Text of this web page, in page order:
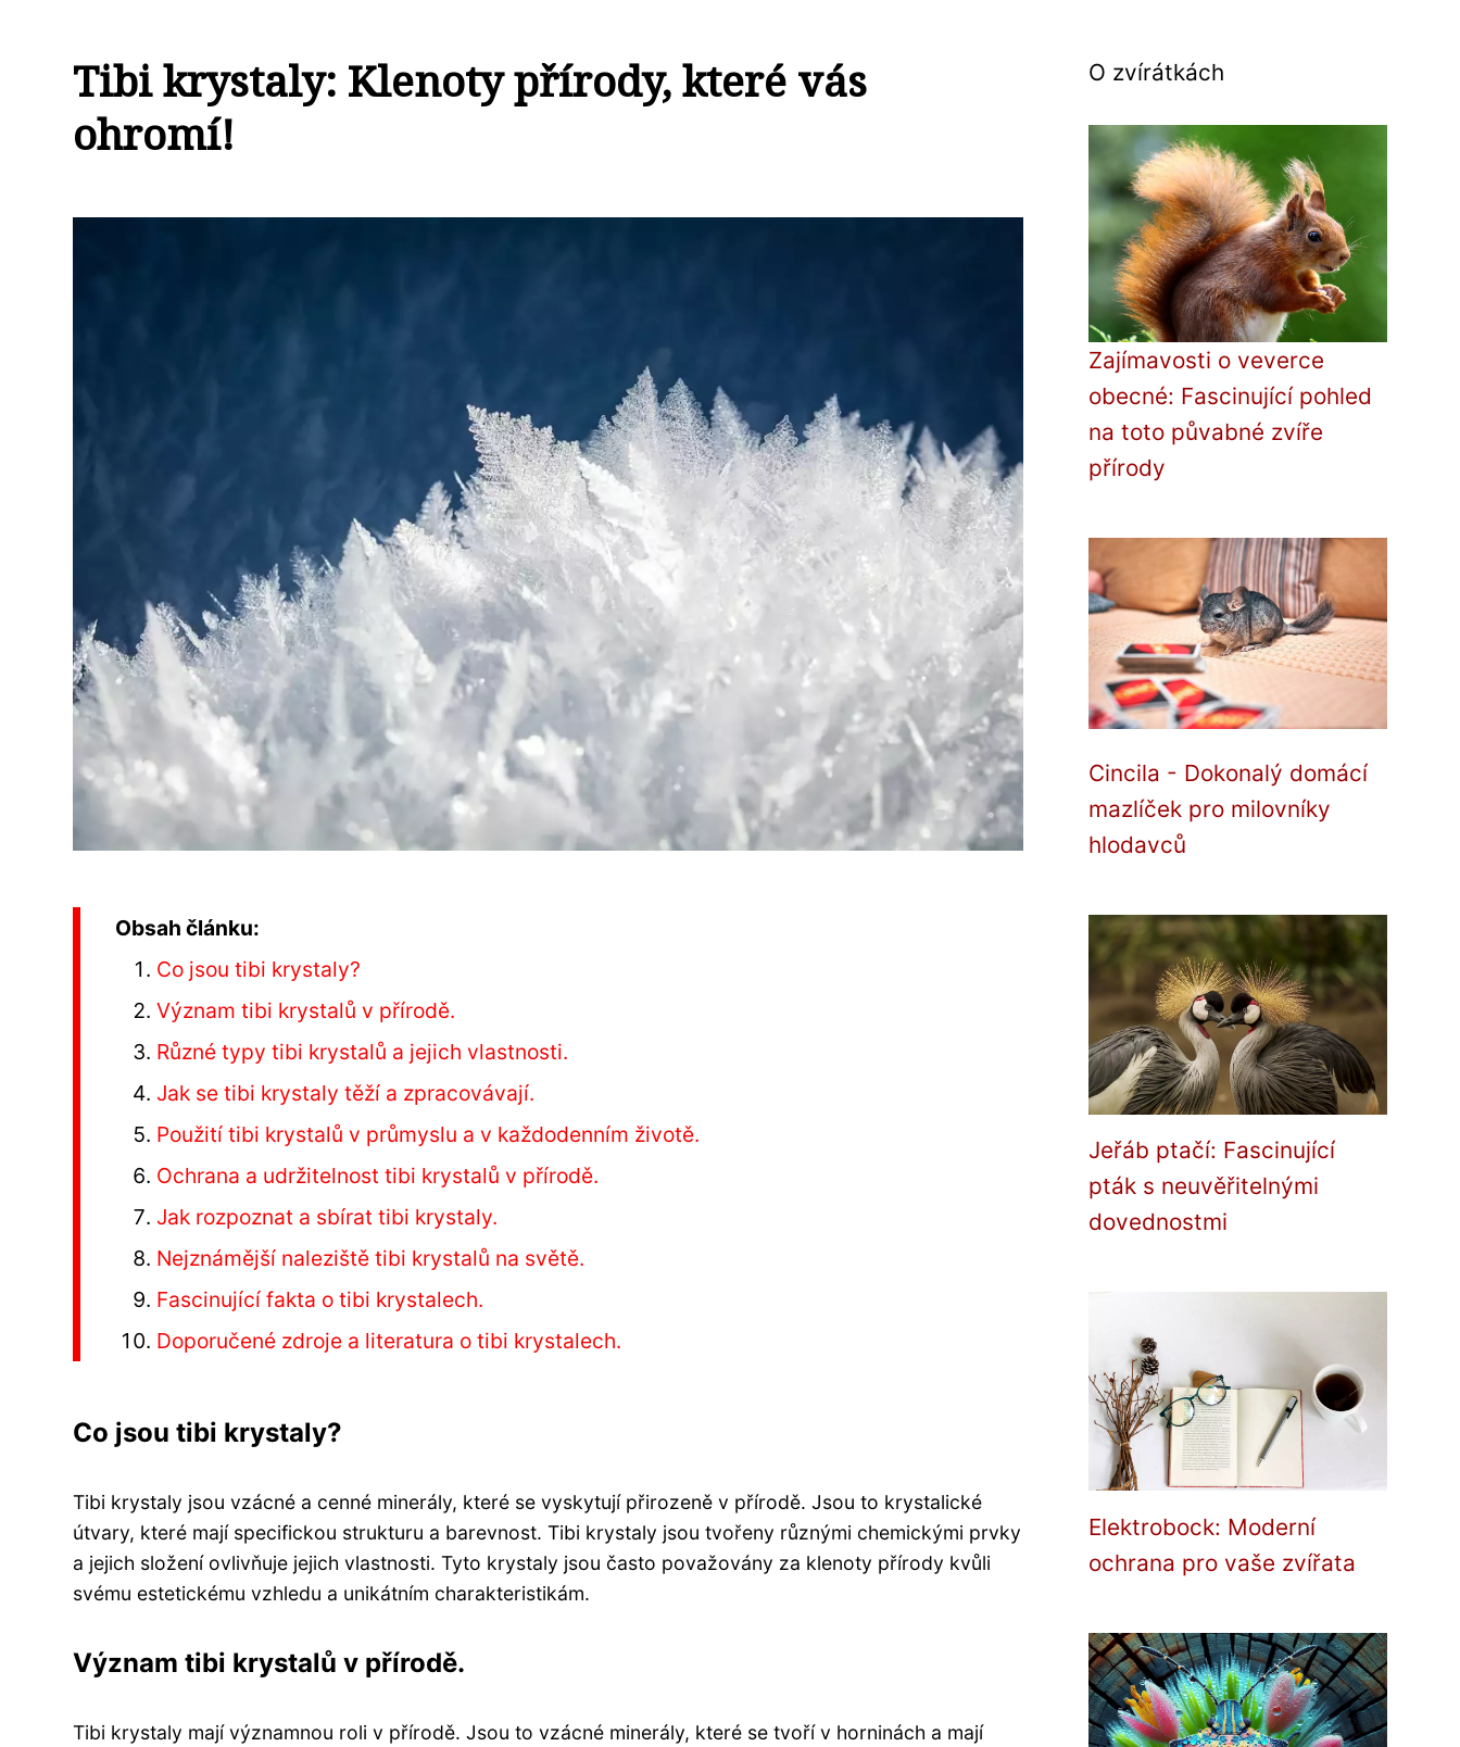
Tibi krystaly: Klenoty přírody, které vás
ohromí!
Obsah článku:
Co jsou tibi krystaly?
Význam tibi krystalů v přírodě.
Různé typy tibi krystalů a jejich vlastnosti.
Jak se tibi krystaly těží a zpracovávají.
Použití tibi krystalů v průmyslu a v každodenním životě.
Ochrana a udržitelnost tibi krystalů v přírodě.
Jak rozpoznat a sbírat tibi krystaly.
Nejznámější naleziště tibi krystalů na světě.
Fascinující fakta o tibi krystalech.
Doporučené zdroje a literatura o tibi krystalech.
Co jsou tibi krystaly?
Tibi krystaly jsou vzácné a cenné minerály, které se vyskytují přirozeně v přírodě. Jsou to krystalické
útvary, které mají specifickou strukturu a barevnost. Tibi krystaly jsou tvořeny různými chemickými prvky
a jejich složení ovlivňuje jejich vlastnosti. Tyto krystaly jsou často považovány za klenoty přírody kvůli
svému estetickému vzhledu a unikátním charakteristikám.
Význam tibi krystalů v přírodě.
Tibi krystaly mají významnou roli v přírodě. Jsou to vzácné minerály, které se tvoří v horninách a mají
O zvírátkách
Zajímavosti o veverce
obecné: Fascinující pohled
na toto půvabné zvíře
přírody
Cincila - Dokonalý domácí
mazlíček pro milovníky
hlodavců
Jeřáb ptačí: Fascinující
pták s neuvěřitelnými
dovednostmi
Elektrobock: Moderní
ochrana pro vaše zvířata